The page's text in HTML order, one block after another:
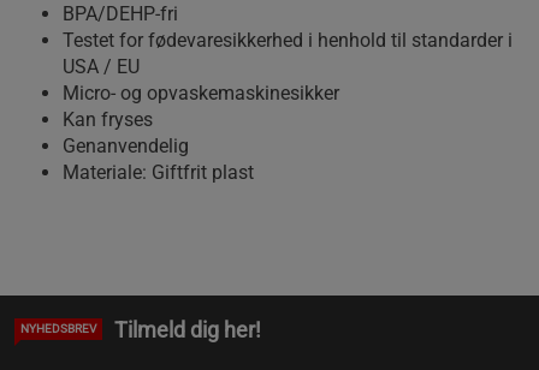
BPA/DEHP-fri
Testet for fødevaresikkerhed i henhold til standarder i
USA / EU
Micro- og opvaskemaskinesikker
Kan fryses
Genanvendelig
Materiale: Giftfrit plast
NYHEDSBREV Tilmeld dig her!